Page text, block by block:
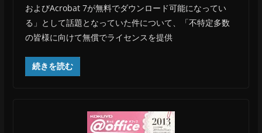
およびAcrobat 7が無料でダウンロード可能になってい
る」として話題となっていた件について、「不特定多数
の皆様に向けて無償でライセンスを提供
続きを読む